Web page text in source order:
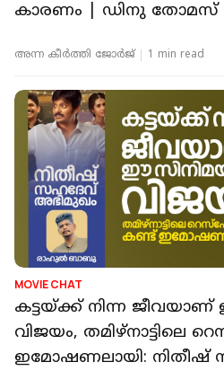
കാരണം | ഡിനു
അന്ന കീര്‍‌ത്തി ജോര്‍ജ് 1 min read
MOVIE CHAT
കട്ടയ്ക്ക് നിന്ന
വിജയം,
ഇമോഷണലായി: നിതീഷ്